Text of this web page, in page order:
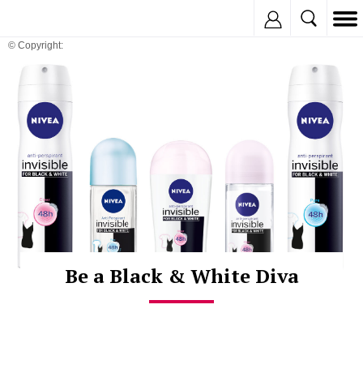
© Copyright:
Be a Black & White Diva